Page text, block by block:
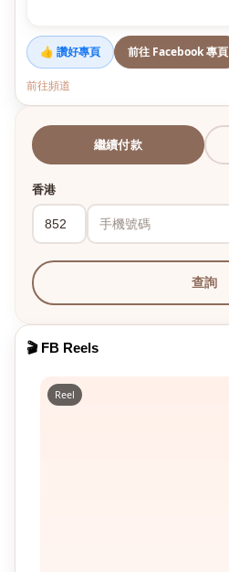
👍 讚好專頁 前往 Facebook 專頁
前往頻道
繼續付款
香港
查詢
🎬 FB Reels
Reel